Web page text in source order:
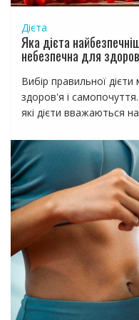
Дієта
Яка дієта
небезпечна для
Вибір правильної
здоров'я і
які дієти вважаються